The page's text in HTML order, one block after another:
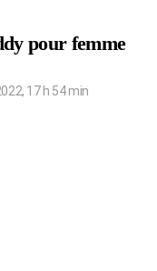
pour femme
17 h 54 min